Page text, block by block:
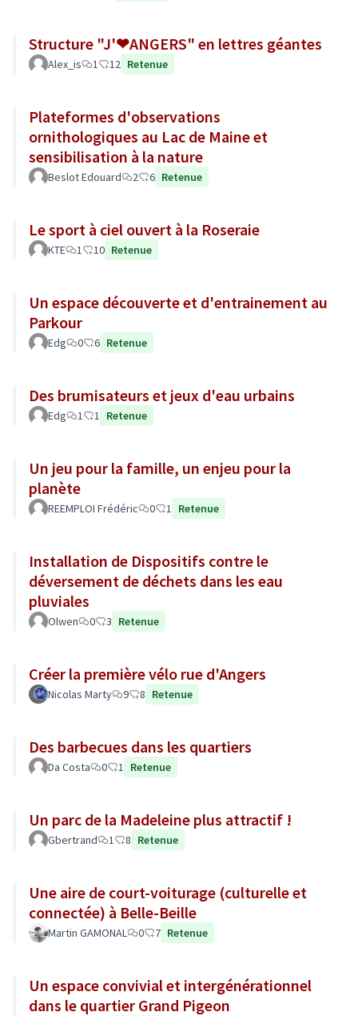
Structure "J'❤ANGERS" en lettres géantes
Alex_is 1 12 Retenue
Plateformes d'observations
ornithologiques au Lac de Maine et
sensibilisation à la nature
Beslot Edouard 2 6 Retenue
Le sport à ciel ouvert à la Roseraie
KTE 1 10 Retenue
Un espace découverte et d'entrainement au
Parkour
Edg 0 6 Retenue
Des brumisateurs et jeux d'eau urbains
Edg 1 1 Retenue
Un jeu pour la famille, un enjeu pour la
planète
REEMPLOI Frédéric 0 1 Retenue
Installation de Dispositifs contre le
déversement de déchets dans les eau
pluviales
Olwen 0 3 Retenue
Créer la première vélo rue d'Angers
Nicolas Marty 9 8 Retenue
Des barbecues dans les quartiers
Da Costa 0 1 Retenue
Un parc de la Madeleine plus attractif !
Gbertrand 1 8 Retenue
Une aire de court-voiturage (culturelle et
connectée) à Belle-Beille
Martin GAMONAL 0 7 Retenue
Un espace convivial et intergénérationnel
dans le quartier Grand Pigeon